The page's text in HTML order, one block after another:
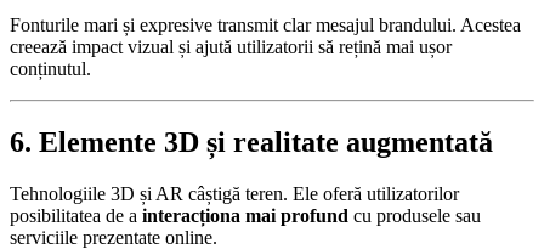
Fonturile mari și expresive transmit clar mesajul brandului. Acestea
creează impact vizual și ajută utilizatorii să rețină mai ușor
conținutul.
6. Elemente 3D și realitate augmentată
Tehnologiile 3D și AR câștigă teren. Ele oferă utilizatorilor
posibilitatea de a interacționa mai profund cu produsele sau
serviciile prezentate online.